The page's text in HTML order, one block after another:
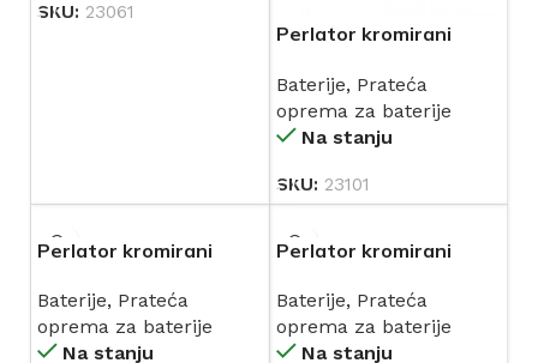
SKU: 23061
Perlator kromirani
Baterije, Prateća
oprema za baterije
Na stanju
SKU: 23101
Perlator kromirani
Baterije, Prateća
oprema za baterije
Na stanju
Perlator kromirani
Baterije, Prateća
oprema za baterije
Na stanju